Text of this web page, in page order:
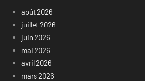
août 2026
juillet 2026
juin 2026
mai 2026
avril 2026
mars 2026